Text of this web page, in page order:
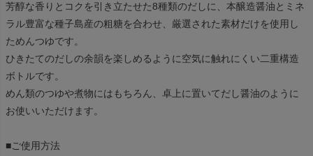
芳醇な香りとコクを引き立たせた8種類のだしに、本醸造醤油とミネ
ラル豊富な種子島産の粗糖を合わせ、厳選された素材だけを使用し
ためんつゆです。
ひきたてのだしの余韻を楽しめるように空気に触れにくい二重構造
ボトルです。
めん類のつゆや煮物にはもちろん、卓上に置いてだし醤油のように
お使いいただけます。
■ご使用方法